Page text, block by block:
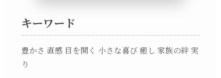
キーワード
豊かさ 直感 目を開く 小さな喜び 癒し 家族の絆 実
り